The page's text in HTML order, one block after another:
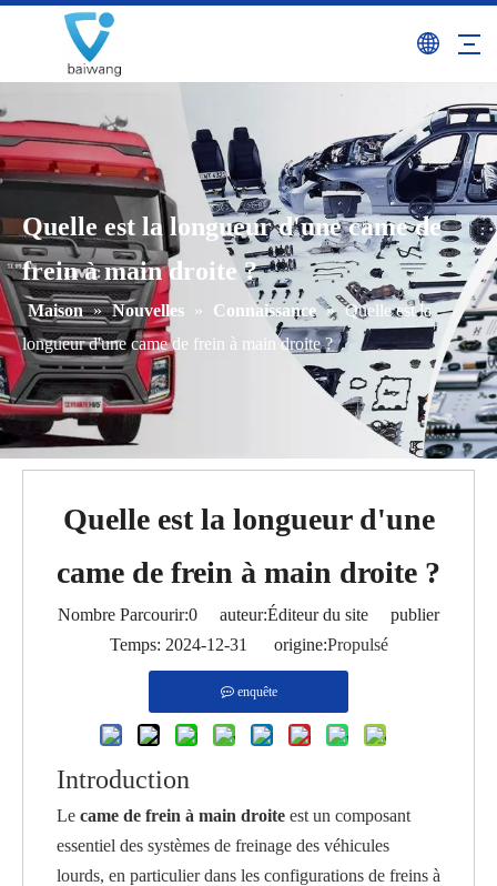
Quelle est la longueur d'une came de
frein à main droite ?
Maison » Nouvelles » Connaissance » Quelle est la
longueur d'une came de frein à main droite ?
Quelle est la longueur d'une
came de frein à main droite ?
Nombre Parcourir:0 auteur:Éditeur du site publier
Temps: 2024-12-31 origine:Propulsé
enquête
Introduction
Le came de frein à main droite est un composant
essentiel des systèmes de freinage des véhicules
lourds, en particulier dans les configurations de freins à